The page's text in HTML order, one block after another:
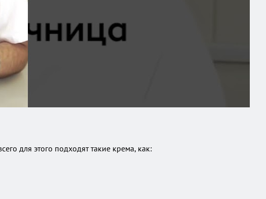
для этого подходят такие крема, как: